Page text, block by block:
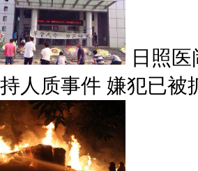
日照
持人质事件 嫌犯已被